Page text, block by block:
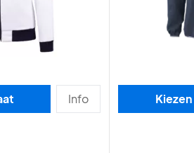
maat Info